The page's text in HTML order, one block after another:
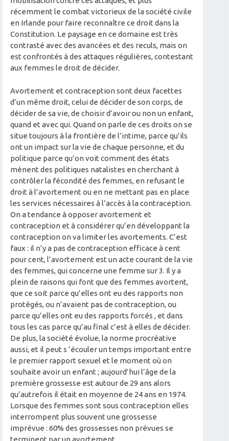
récemment le combat victorieux de la société civile
en Irlande pour faire reconnaître ce droit dans la
Constitution. Le paysage en ce domaine est très
contrasté avec des avancées et des reculs, mais on
est confrontés à des attaques régulières, contestant
aux femmes le droit de décider.
Avortement et contraception sont deux facettes
d’un même droit, celui de décider de son corps, de
décider de sa vie, de choisir d’avoir ou non un enfant,
quand et avec qui. Quand on parle de ces droits on se
situe toujours à la frontière de l’intime, parce qu’ils
ont un impact sur la vie de chaque personne, et du
politique parce qu’on voit comment des états
mènent des politiques natalistes en cherchant à
contrôler la fécondité des femmes, en refusant le
droit à l’avortement ou en ne mettant pas en place
les services nécessaires à l’accès à la contraception.
On a tendance à opposer avortement et
contraception et à considérer qu’en développant la
contraception on va limiter les avortements. C’est
faux : il n’y a pas de contraception efficace à cent
pour cent, l’avortement est un acte courant de la vie
des femmes, qui concerne une femme sur 3. Il y a
plein de raisons qui font que des femmes avortent,
que ce soit parce qu’elles ont eu des rapports non
protégés, ou n’avaient pas de contraception, ou
parce qu’elles ont eu des rapports forcés , et dans
tous les cas parce qu’au final c’est à elles de décider.
De plus, la société évolue, la norme procréative
aussi, et il peut s ‘écouler un temps important entre
le premier rapport sexuel et le moment où on
souhaite avoir un enfant ; aujourd’hui l’âge de la
première grossesse est autour de 29 ans alors
qu’autrefois il était en moyenne de 24 ans en 1974.
Lorsque des femmes sont sous contraception elles
interrompent plus souvent une grossesse
imprévue : 60% des grossesses non prévues se
terminent par un avortement.